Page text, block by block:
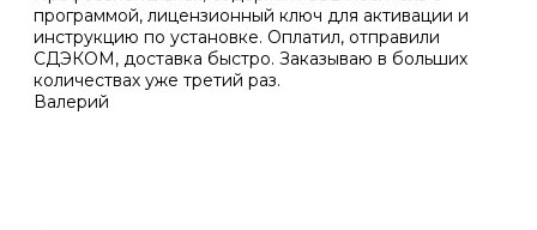
программой, лицензионный ключ для активации и
инструкцию по установке. Оплатил, отправили
СДЭКОМ, доставка быстро. Заказываю в больших
количествах уже третий раз.
Валерий